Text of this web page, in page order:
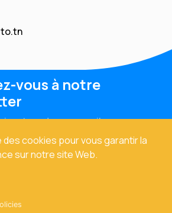
des cookies pour vous garantir la
sur notre site Web.
vous à notre
votre adresse email
droits réservés. Powered By